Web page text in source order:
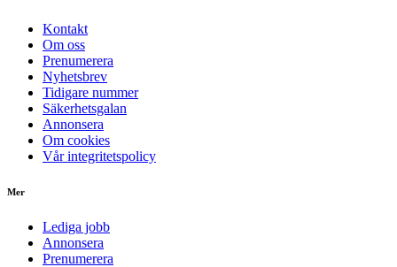
Kontakt
Om oss
Prenumerera
Nyhetsbrev
Tidigare nummer
Säkerhetsgalan
Annonsera
Om cookies
Vår integritetspolicy
Mer
Lediga jobb
Annonsera
Prenumerera